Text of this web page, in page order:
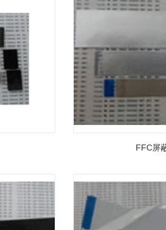
FFC屏